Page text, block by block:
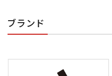
ブランド